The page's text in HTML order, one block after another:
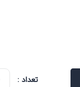
تعداد :